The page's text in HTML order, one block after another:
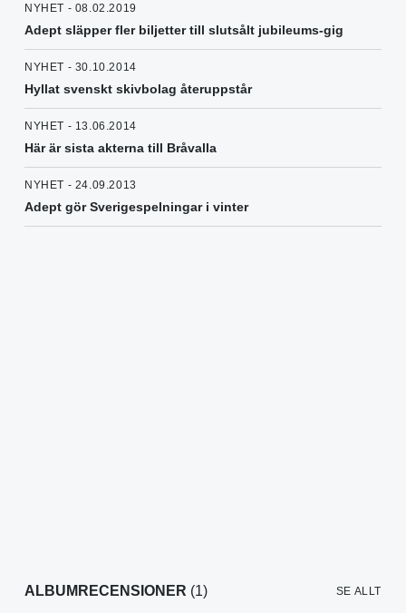
NYHET - 08.02.2019
Adept släpper fler biljetter till slutsålt jubileums-gig
NYHET - 30.10.2014
Hyllat svenskt skivbolag återuppstår
NYHET - 13.06.2014
Här är sista akterna till Bråvalla
NYHET - 24.09.2013
Adept gör Sverigespelningar i vinter
ALBUMRECENSIONER (1) SE ALLT